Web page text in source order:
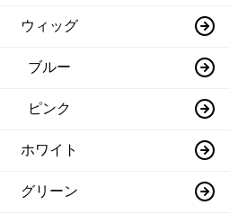
ウィッグ
ブルー
ピンク
ホワイト
グリーン